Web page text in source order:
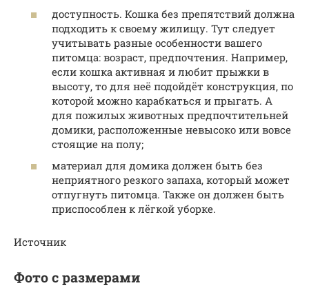
доступность. Кошка без препятствий должна
подходить к своему жилищу. Тут следует
учитывать разные особенности вашего
питомца: возраст, предпочтения. Например,
если кошка активная и любит прыжки в
высоту, то для неё подойдёт конструкция, по
которой можно карабкаться и прыгать. А
для пожилых животных предпочтительней
домики, расположенные невысоко или вовсе
стоящие на полу;
материал для домика должен быть без
неприятного резкого запаха, который может
отпугнуть питомца. Также он должен быть
приспособлен к лёгкой уборке.
Источник
Фото с размерами